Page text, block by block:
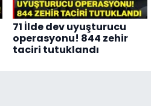
71 İlde dev uyuşturucu
operasyonu! 844 zehir
taciri tutuklandı